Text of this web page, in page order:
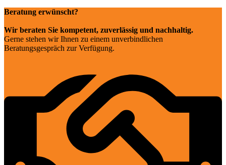
Beratung erwünscht?
Wir beraten Sie kompetent, zuverlässig und nachhaltig.
Gerne stehen wir Ihnen zu einem unverbindlichen
Beratungsgespräch zur Verfügung.